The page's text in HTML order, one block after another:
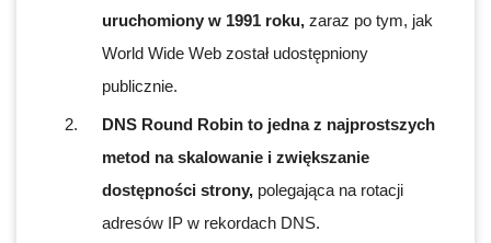
uruchomiony w 1991 roku, zaraz po tym, jak
World Wide Web został udostępniony
publicznie.
DNS Round Robin to jedna z najprostszych
metod na skalowanie i zwiększanie
dostępności strony, polegająca na rotacji
adresów IP w rekordach DNS.